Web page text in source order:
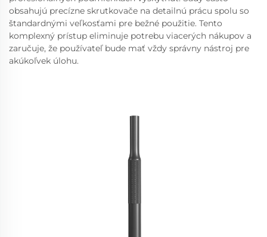
obsahujú precízne skrutkovače na detailnú prácu spolu so
štandardnými veľkosťami pre bežné použitie. Tento
komplexný prístup eliminuje potrebu viacerých nákupov a
zaručuje, že používateľ bude mať vždy správny nástroj pre
akúkoľvek úlohu.